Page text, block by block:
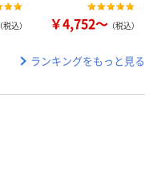
（税込） ￥4,752～ （税込）
ランキングをもっと見る